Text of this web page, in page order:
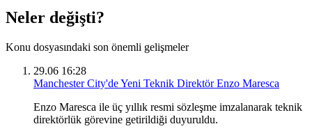
Neler değişti?
Konu dosyasındaki son önemli gelişmeler
29.06 16:28
Manchester City'de Yeni Teknik Direktör Enzo Maresca
Enzo Maresca ile üç yıllık resmi sözleşme imzalanarak teknik
direktörlük görevine getirildiği duyuruldu.